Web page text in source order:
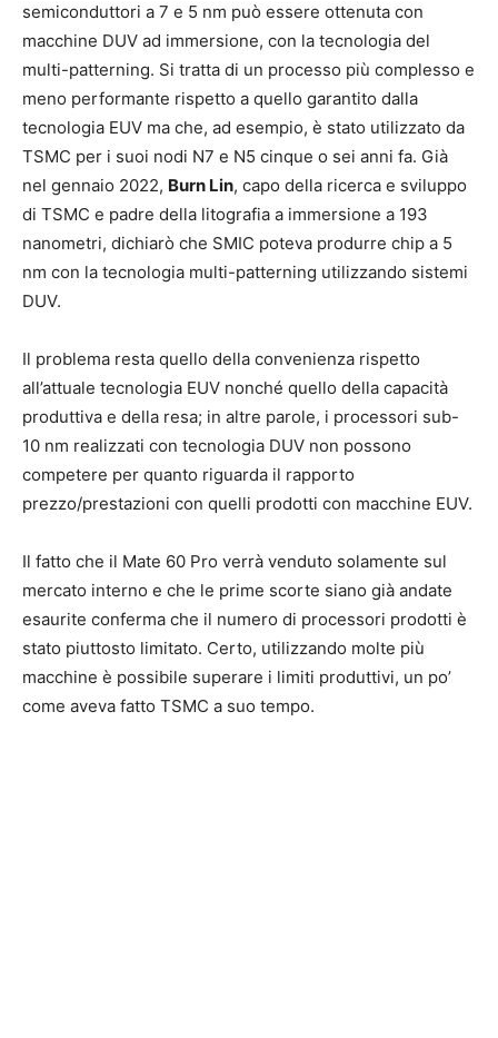
semiconduttori a 7 e 5 nm può essere ottenuta con
macchine DUV ad immersione, con la tecnologia del
multi-patterning. Si tratta di un processo più complesso e
meno performante rispetto a quello garantito dalla
tecnologia EUV ma che, ad esempio, è stato utilizzato da
TSMC per i suoi nodi N7 e N5 cinque o sei anni fa. Già
nel gennaio 2022, Burn Lin, capo della ricerca e sviluppo
di TSMC e padre della litografia a immersione a 193
nanometri, dichiarò che SMIC poteva produrre chip a 5
nm con la tecnologia multi-patterning utilizzando sistemi
DUV.
Il problema resta quello della convenienza rispetto
all’attuale tecnologia EUV nonché quello della capacità
produttiva e della resa; in altre parole, i processori sub-
10 nm realizzati con tecnologia DUV non possono
competere per quanto riguarda il rapporto
prezzo/prestazioni con quelli prodotti con macchine EUV.
Il fatto che il Mate 60 Pro verrà venduto solamente sul
mercato interno e che le prime scorte siano già andate
esaurite conferma che il numero di processori prodotti è
stato piuttosto limitato. Certo, utilizzando molte più
macchine è possibile superare i limiti produttivi, un po’
come aveva fatto TSMC a suo tempo.